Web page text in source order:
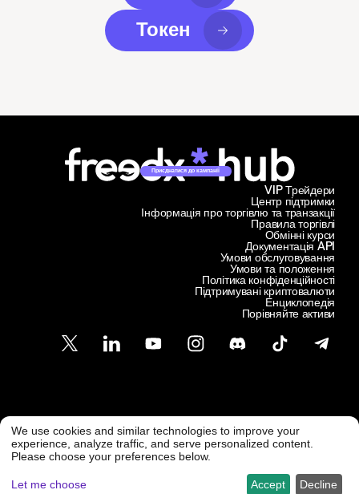
Токен
Приєднатися до кампанії
Центр підтримки
Інформація про торгівлю та транзакції
VIP Трейдери
Правила торгівлі
Обмінні курси
Документація API
Умови обслуговування
Умови та положення
Політика конфіденційності
Підтримувані криптовалюти
Енциклопедія
Порівняйте активи
Підтримка клієнтів
support@freedx.com @ Freedx 2026
We use cookies and similar technologies to improve your
experience, analyze traffic, and serve personalized content.
Please choose your preferences below.
Let me choose Decline
Accept